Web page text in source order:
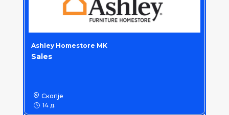
Ashley Homestore MK
Sales
Скопје
14 д.